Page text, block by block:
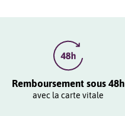
Remboursement sous 48h
avec la carte vitale